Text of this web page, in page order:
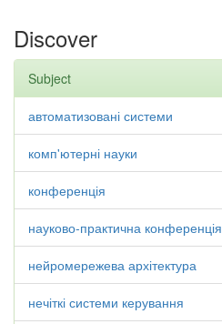
Discover
Subject
автоматизовані системи
комп'ютерні науки
конференція
науково-практична конференція
нейромережева архітектура
нечіткі системи керування